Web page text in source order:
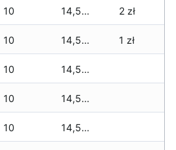
10 14,575 zł 2 zł
10 14,575 zł 1 zł
10 14,575 zł
10 14,575 zł
10 14,540 zł